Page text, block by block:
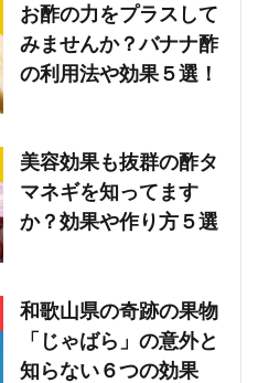
お酢の力をプラスして
みませんか？バナナ酢
の利用法や効果５選！
美容効果も抜群の酢タ
マネギを知ってます
か？効果や作り方５選
和歌山県の奇跡の果物
「じゃばら」の意外と
知らない６つの効果